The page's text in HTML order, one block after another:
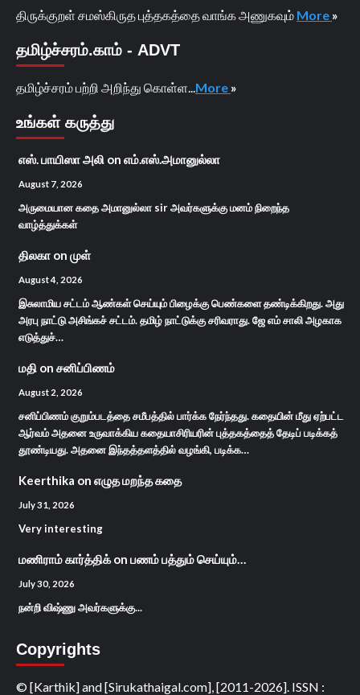
திருக்குறள் சமஸ்கிருத புத்தகத்தை வாங்க அணுகவும் More »
தமிழ்ச்சரம்.காம் - ADVT
தமிழ்ச்சரம் பற்றி அறிந்து கொள்ள... More »
உங்கள் கருத்து
எஸ். பாயிஸா அலி on எம்.எஸ்.அமானுல்லா
August 7, 2026
அருமையான கதை அமானுல்லா sir அவர்களுக்கு மனம் நிறைந்த
வாழ்த்துக்கள்
திலகா on முள்
August 4, 2026
இசுலாமிய சட்டம் ஆண்கள் செய்யும் பிழைக்கு பெண்களை தண்டிக்கிறது. அது
அரபு நாட்டு அசிங்கச் சட்டம். தமிழ் நாட்டுக்கு சரிவராது. ஜே எம் சாலி அழகாக
எடுத்துச்…
மதி on சனிப்பிணம்
August 2, 2026
சனிப்பிணம் குறும்படத்தை சமீபத்தில் பார்க்க நேர்ந்தது. கதையின் மீது ஏற்பட்ட
ஆர்வம் அதனை உருவாக்கிய கதையாசிரியரின் புத்தகத்தைத் தேடிப் படிக்கத்
தூண்டியது. அதனை இந்தத்தளத்தில் வழங்கி, படிக்க…
Keerthika on எழுத மறந்த கதை
July 31, 2026
Very interesting
மணிராம் கார்த்திக்on பணம் பத்தும் செய்யும்…
July 30, 2026
நன்றி விஷ்ணு அவர்களுக்கு...
Copyrights
© [Karthik] and [Sirukathaigal.com], [2011-2026]. ISSN :